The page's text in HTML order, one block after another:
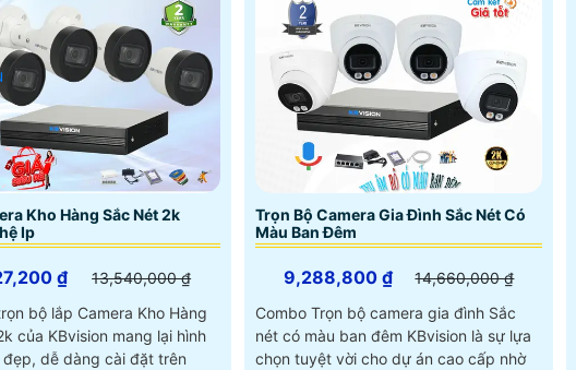
Kho Hàng Sắc Nét 2k
Ip
₫
13,540,000 ₫
bộ lắp Camera Kho Hàng
của KBvision mang lại hình
đẹp, dễ dàng cài đặt trên
Trọn Bộ Camera Gia Đình Sắc Nét Có
Màu Ban Đêm
9,288,800 ₫
14,660,000 ₫
Combo Trọn bộ camera gia đình Sắc
nét có màu ban đêm KBvision là sự lựa
chọn tuyệt vời cho dự án cao cấp nhờ